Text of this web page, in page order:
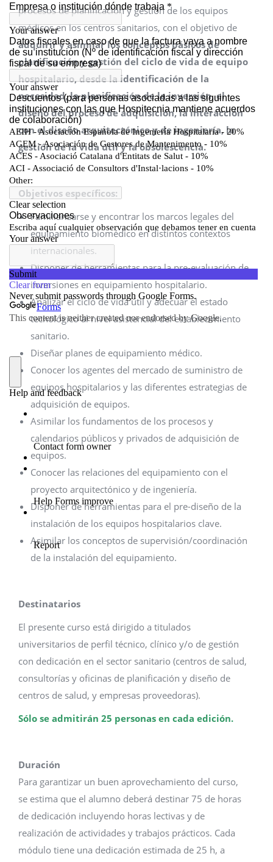
procesos de planificación y gestión de los equipos
médicos en los centros sanitarios, con el objetivo de
adquirir y asimilar los conceptos básicos de
planificación y gestión del ciclo de vida de equipo
hospitalario, desde la identificación de la
necesidad, la planificación de la inversión, el
diseño del proceso de adquisición, la interacción
con el diseño arquitectónico y de ingeniería, la
gestión de la vida útil y la obsolescencia.
Objetivos específicos:
Familiarizarse y encontrar los marcos legales del
equipamiento biomédico en distintos contextos
internacionales.
Disponer de herramientas para la pre-evaluación de
inversiones en equipamiento hospitalario.
Analizar el ciclo de vida útil y adecuar el estado
tecnológico al nivel asistencial del establecimiento
sanitario.
Diseñar planes de equipamiento médico.
Conocer los agentes del mercado de suministro de
equipos hospitalarios y las diferentes estrategias de
adquisición de equipos.
Asimilar los fundamentos de los procesos y
calendarios públicos y privados de adquisición de
equipos.
Conocer las relaciones del equipamiento con el
proyecto arquitectónico y de ingeniería.
Disponer de herramientas para el pre-diseño de la
instalación de los equipos hospitalarios clave.
Asimilar los conceptos de supervisión/coordinación
de la instalación del equipamiento.
Destinatarios
El presente curso está dirigido a titulados
universitarios de perfil técnico, clínico y/o de gestión
con dedicación en el sector sanitario (centros de salud,
consultorías y oficinas de planificación y diseño de
centros de salud, y empresas proveedoras).
Sólo se admitirán 25 personas en cada edición.
Duración
Para garantizar un buen aprovechamiento del curso,
se estima que el alumno deberá destinar 75 de horas
de dedicación incluyendo horas lectivas y de
realización de actividades y trabajos prácticos. Cada
módulo tiene una dedicación estimada de 25 h, a